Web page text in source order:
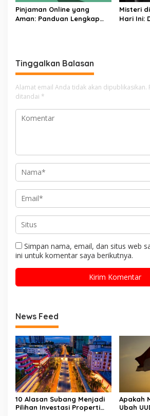
Pinjaman Online yang
Aman: Panduan Lengkap
Misteri
Hari Ini:
Tinggalkan Balasan
Alamat email Anda tidak akan dipublikasikan.
ditandai *
Simpan nama, email, dan situs web
ini untuk komentar saya berikutnya.
News Feed
10 Alasan Subang Menjadi
Pilihan Investasi Properti
Apakah
Ubah